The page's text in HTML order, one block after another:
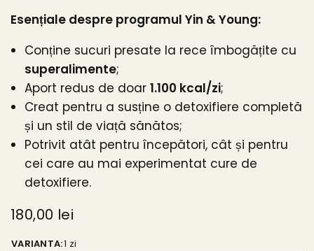
Esențiale despre programul Yin & Young:
Conține sucuri presate la rece îmbogățite cu
superalimente;
Aport redus de doar 1.100 kcal/zi;
Creat pentru a susține o detoxifiere completă
și un stil de viață sănătos;
Potrivit atât pentru începători, cât și pentru
cei care au mai experimentat cure de
detoxifiere.
180,00 lei
VARIANTA:1 zi